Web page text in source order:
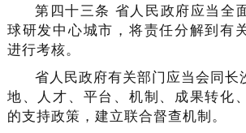
第四十三条 省人民政府应当全
球研发中心城市，将责任分解到有
进行考核。
省人民政府有关部门应当会同长
地、人才、平台、机制、成果转化
的支持政策，建立联合督查机制。